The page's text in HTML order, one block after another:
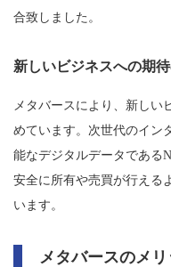
合致しました。
新しいビジネスへの期
メタバースにより、新しい
めています。次世代のイン
能なデジタルデータである
安全に所有や売買が行える
います。
メタバースのメリ